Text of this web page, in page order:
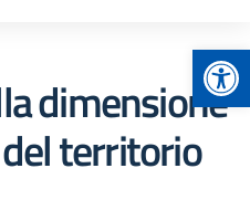
dimensione
territorio